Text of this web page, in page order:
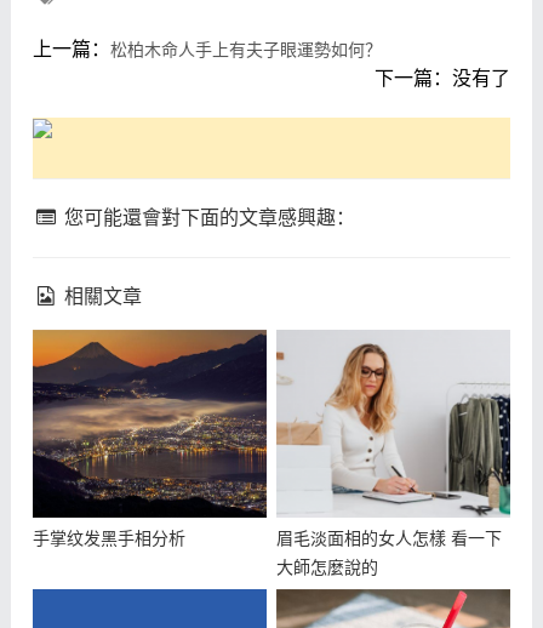
上一篇： 松柏木命人手上有夫子眼運勢如何？
下一篇：没有了
您可能還會對下面的文章感興趣：
相關文章
手掌纹发黑手相分析
眉毛淡面相的女人怎樣 看一下
大師怎麼說的